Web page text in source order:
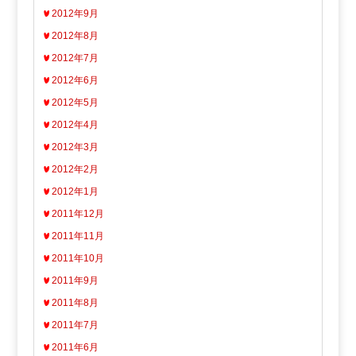
2012年9月
2012年8月
2012年7月
2012年6月
2012年5月
2012年4月
2012年3月
2012年2月
2012年1月
2011年12月
2011年11月
2011年10月
2011年9月
2011年8月
2011年7月
2011年6月